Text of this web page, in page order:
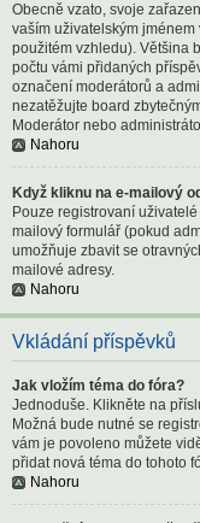
Obecně vzato, svoje
vaším uživatelským
použitém vzhledu). Většina
počtu vámi přidaných
označení moderátorů a
nezatěžujte board
Moderátor nebo
Nahoru
Když kliknu na e-mailový
Pouze registrovaní
mailový formulář (pokud
umožňuje zbavit se
mailové adresy.
Nahoru
Vkládání příspěvků
Jak vložím téma do fóra?
Jednoduše. Klikněte na
Možná bude nutné se
vám je povoleno můžete
přidat nová téma do tohoto
Nahoru